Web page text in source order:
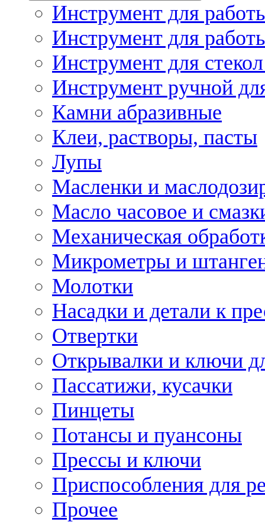
Инструмент для
Инструмент для
Инструмент для
Инструмент ручной
Камни абразивные
Клеи, растворы, пасты
Лупы
Масленки и
Масло часовое и
Механическая
Микрометры и
Молотки
Насадки и детали к
Отвертки
Открывалки и ключи
Пассатижи, кусачки
Пинцеты
Потансы и пуансоны
Прессы и ключи
Приспособления для
Прочее